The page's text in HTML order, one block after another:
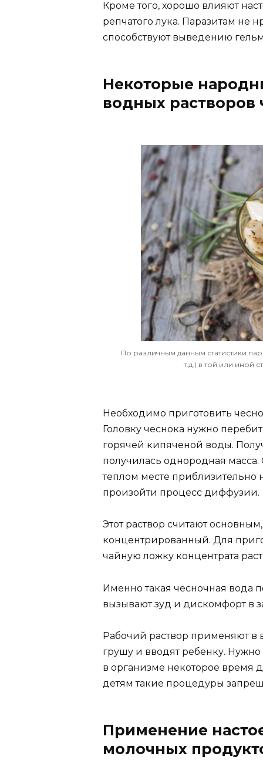
Кроме того, хорошо влияют
репчатого лука. Паразитам не
способствуют выведению
Некоторые
водных растворов
По различным данным статистики
т.д.) в той или иной
Необходимо приготовить
Головку чеснока нужно
горячей кипяченой воды.
получилась однородная масса.
теплом месте приблизительно
произойти процесс диффузии.
Этот раствор считают
концентрированный. Для
чайную ложку концентрата
Именно такая чесночная вода
вызывают зуд и дискомфорт в
Рабочий раствор применяют
грушу и вводят ребенку. Нужно
в организме некоторое время
детям такие процедуры
Применение
молочных